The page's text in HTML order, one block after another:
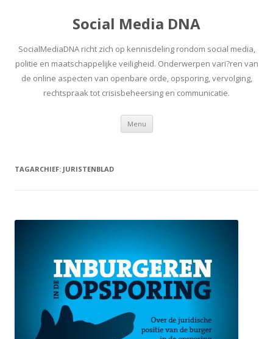
Social Media DNA
SocialMediaDNA richt zich op kennisdeling rondom social media,
politie en maatschappelijke veiligheid. Onderwerpen vari?ren van
de online aspecten van openbare orde, opsporing, vervolging,
rechtspraak tot crisisbeheersing en communicatie.
Menu Spring
inhoud
TAGARCHIEF: JURISTENBLAD